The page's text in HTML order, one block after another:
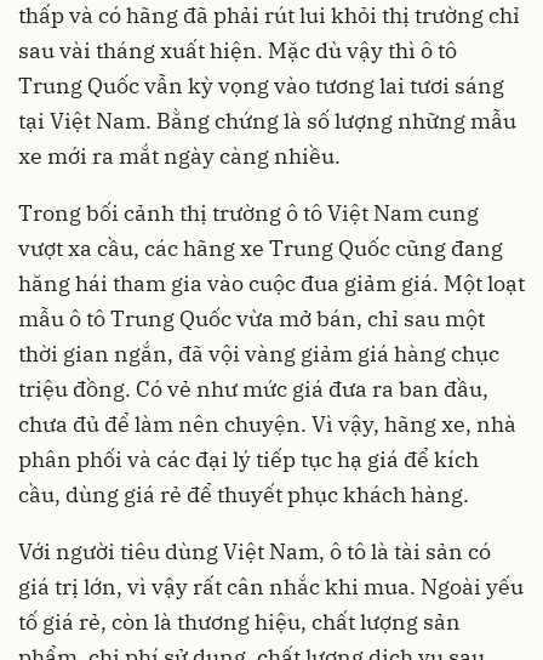
thấp và có hãng đã phải rút lui khỏi thị trường chỉ
sau vài tháng xuất hiện. Mặc dù vậy thì ô tô
Trung Quốc vẫn kỳ vọng vào tương lai tươi sáng
tại Việt Nam. Bằng chứng là số lượng những mẫu
xe mới ra mắt ngày càng nhiều.
Trong bối cảnh thị trường ô tô Việt Nam cung
vượt xa cầu, các hãng xe Trung Quốc cũng đang
hăng hái tham gia vào cuộc đua giảm giá. Một loạt
mẫu ô tô Trung Quốc vừa mở bán, chỉ sau một
thời gian ngắn, đã vội vàng giảm giá hàng chục
triệu đồng. Có vẻ như mức giá đưa ra ban đầu,
chưa đủ để làm nên chuyện. Vì vậy, hãng xe, nhà
phân phối và các đại lý tiếp tục hạ giá để kích
cầu, dùng giá rẻ để thuyết phục khách hàng.
Với người tiêu dùng Việt Nam, ô tô là tài sản có
giá trị lớn, vì vậy rất cân nhắc khi mua. Ngoài yếu
tố giá rẻ, còn là thương hiệu, chất lượng sản